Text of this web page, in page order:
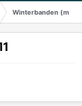
Winterbanden (maat)